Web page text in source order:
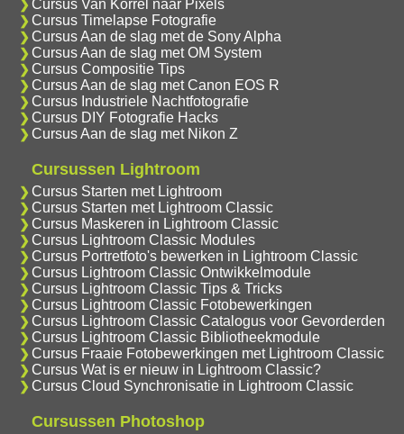
Cursus Van Korrel naar Pixels
Cursus Timelapse Fotografie
Cursus Aan de slag met de Sony Alpha
Cursus Aan de slag met OM System
Cursus Compositie Tips
Cursus Aan de slag met Canon EOS R
Cursus Industriele Nachtfotografie
Cursus DIY Fotografie Hacks
Cursus Aan de slag met Nikon Z
Cursussen Lightroom
Cursus Starten met Lightroom
Cursus Starten met Lightroom Classic
Cursus Maskeren in Lightroom Classic
Cursus Lightroom Classic Modules
Cursus Portretfoto's bewerken in Lightroom Classic
Cursus Lightroom Classic Ontwikkelmodule
Cursus Lightroom Classic Tips & Tricks
Cursus Lightroom Classic Fotobewerkingen
Cursus Lightroom Classic Catalogus voor Gevorderden
Cursus Lightroom Classic Bibliotheekmodule
Cursus Fraaie Fotobewerkingen met Lightroom Classic
Cursus Wat is er nieuw in Lightroom Classic?
Cursus Cloud Synchronisatie in Lightroom Classic
Cursussen Photoshop